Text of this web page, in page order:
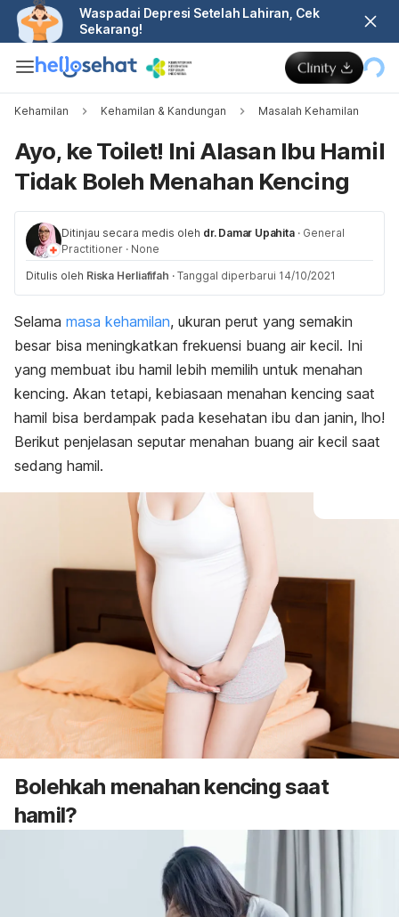
Waspadai Depresi Setelah Lahiran, Cek
Sekarang!
Kehamilan Kehamilan & Kandungan Masalah Kehamilan
Ayo, ke Toilet! Ini Alasan Ibu Hamil
Tidak Boleh Menahan Kencing
Ditinjau secara medis oleh dr. Damar Upahita · General
Practitioner · None
Ditulis oleh Riska Herliafifah · Tanggal diperbarui 14/10/2021
Selama masa kehamilan, ukuran perut yang semakin
besar bisa meningkatkan frekuensi buang air kecil. Ini
yang membuat ibu hamil lebih memilih untuk menahan
kencing. Akan tetapi, kebiasaan menahan kencing saat
hamil bisa berdampak pada kesehatan ibu dan janin, lho!
Berikut penjelasan seputar menahan buang air kecil saat
sedang hamil.
Bolehkah menahan kencing saat
hamil?